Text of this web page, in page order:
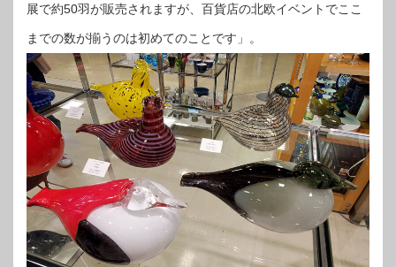
展で約50羽が販売されますが、百貨店の北欧イベントでここ
までの数が揃うのは初めてのことです」。